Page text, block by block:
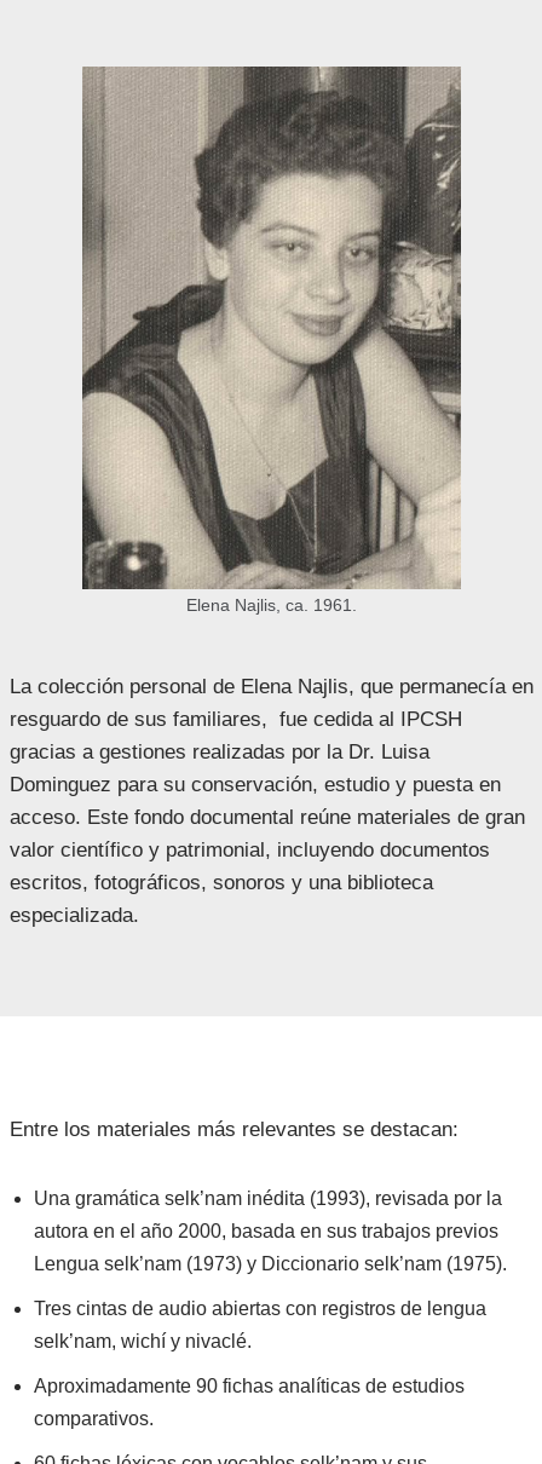
Elena Najlis, ca. 1961.
La colección personal de Elena Najlis, que permanecía en
resguardo de sus familiares, fue cedida al IPCSH
gracias a gestiones realizadas por la Dr. Luisa
Dominguez para su conservación, estudio y puesta en
acceso. Este fondo documental reúne materiales de gran
valor científico y patrimonial, incluyendo documentos
escritos, fotográficos, sonoros y una biblioteca
especializada.
Entre los materiales más relevantes se destacan:
Una gramática selk’nam inédita (1993), revisada por la
autora en el año 2000, basada en sus trabajos previos
Lengua selk’nam (1973) y Diccionario selk’nam (1975).
Tres cintas de audio abiertas con registros de lengua
selk’nam, wichí y nivaclé.
Aproximadamente 90 fichas analíticas de estudios
comparativos.